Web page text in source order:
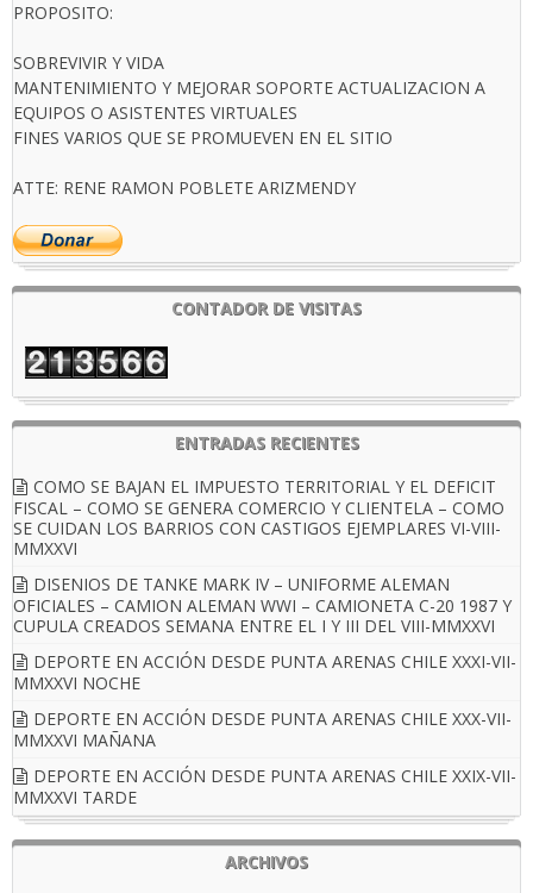
PROPOSITO:
SOBREVIVIR Y VIDA
MANTENIMIENTO Y MEJORAR SOPORTE ACTUALIZACION A
EQUIPOS O ASISTENTES VIRTUALES
FINES VARIOS QUE SE PROMUEVEN EN EL SITIO
ATTE: RENE RAMON POBLETE ARIZMENDY
CONTADOR DE VISITAS
ENTRADAS RECIENTES
COMO SE BAJAN EL IMPUESTO TERRITORIAL Y EL DEFICIT
FISCAL – COMO SE GENERA COMERCIO Y CLIENTELA – COMO
SE CUIDAN LOS BARRIOS CON CASTIGOS EJEMPLARES VI-VIII-
MMXXVI
DISENIOS DE TANKE MARK IV – UNIFORME ALEMAN
OFICIALES – CAMION ALEMAN WWI – CAMIONETA C-20 1987 Y
CUPULA CREADOS SEMANA ENTRE EL I Y III DEL VIII-MMXXVI
DEPORTE EN ACCIÓN DESDE PUNTA ARENAS CHILE XXXI-VII-
MMXXVI NOCHE
DEPORTE EN ACCIÓN DESDE PUNTA ARENAS CHILE XXX-VII-
MMXXVI MAÑANA
DEPORTE EN ACCIÓN DESDE PUNTA ARENAS CHILE XXIX-VII-
MMXXVI TARDE
ARCHIVOS